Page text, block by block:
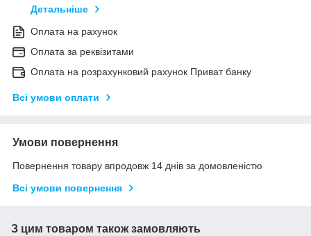
Детальніше
Оплата на рахунок
Оплата за реквізитами
Оплата на розрахунковий рахунок Приват банку
Всі умови оплати
Умови повернення
Повернення товару впродовж 14 днів за домовленістю
Всі умови повернення
З цим товаром також замовляють